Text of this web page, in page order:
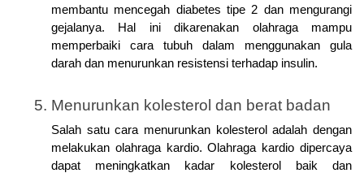
membantu mencegah diabetes tipe 2 dan mengurangi
gejalanya. Hal ini dikarenakan olahraga mampu
memperbaiki cara tubuh dalam menggunakan gula
darah dan menurunkan resistensi terhadap insulin.
Menurunkan kolesterol dan berat badan
Salah satu cara menurunkan kolesterol adalah dengan
melakukan olahraga kardio. Olahraga kardio dipercaya
dapat meningkatkan kadar kolesterol baik dan